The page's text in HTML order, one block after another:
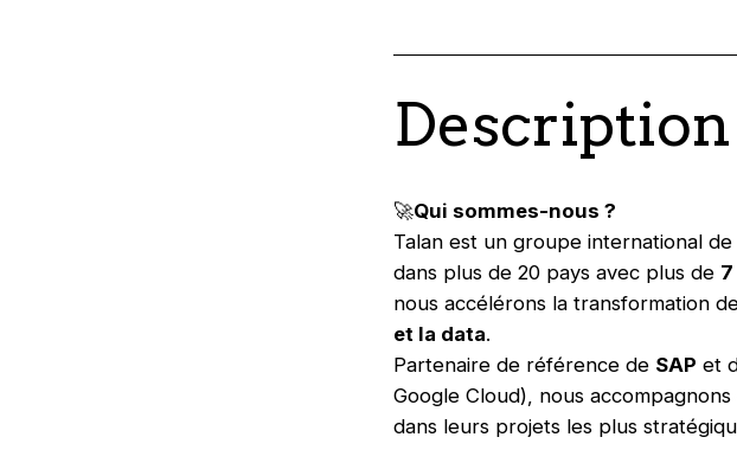
🚀Qui sommes-nous ?
Talan est un groupe international
dans plus de 20 pays avec plus de
nous accélérons la transformation
et la data.
Partenaire de référence de SAP et
Google Cloud), nous
dans leurs projets les plus